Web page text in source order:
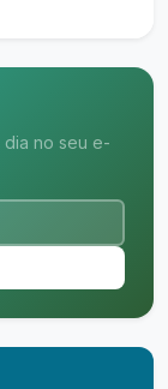
dia no seu e-